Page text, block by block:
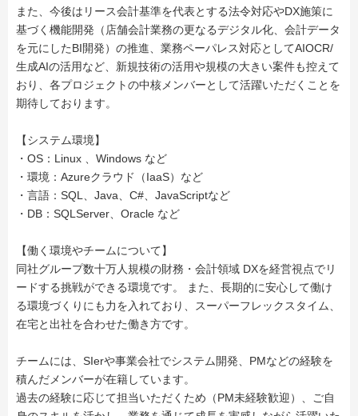
また、今後はリース会計基準を代表とする法令対応やDX施策に
基づく機能開発（店舗会計業務の更なるデジタル化、会計データ
を元にしたBI開発）の推進、業務ペーパレス対応としてAIOCR/
生成AIの活用など、新規技術の活用や規模の大きい案件も控えて
おり、各プロジェクトの中核メンバーとして活躍いただくことを
期待しております。
【システム環境】
・OS：Linux 、Windows など
・環境：Azureクラウド（IaaS）など
・言語：SQL、Java、C#、JavaScriptなど
・DB：SQLServer、Oracle など
【働く環境やチームについて】
同社グループ数十万人規模の財務・会計領域 DXを経営視点でリ
ードする挑戦ができる環境です。 また、長期的に安心して働け
る環境づくりにも力を入れており、スーパーフレックスタイム、
在宅と出社を合わせた働き方です。
チームには、SIerや事業会社でシステム開発、PMなどの経験を
積んだメンバーが在籍しています。
過去の経験に応じて担当いただくため（PM未経験歓迎）、ご自